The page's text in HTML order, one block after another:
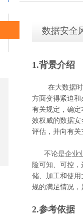
数据安全
1.背景介绍
在大数据
方面变得紧迫
有关规定，确
效权威的数据
评估，并向有关
不论是企业业
险可知、可控
储、加工和使
规的满足情况，
2.参考依据